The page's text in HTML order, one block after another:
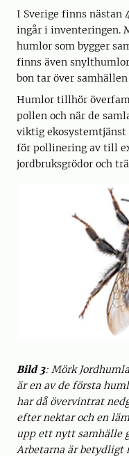
I Sverige finns nästan
ingår i inventeringen.
humlor som bygger
finns även
bon tar över
Humlor tillhör
pollen och när de
viktig
för pollinering av till
jordbruksgrödor och
Bild 3: Mörk
är en av de första
har då övervintrat
efter nektar och en
upp ett nytt samhälle
Arbetarna är betydligt